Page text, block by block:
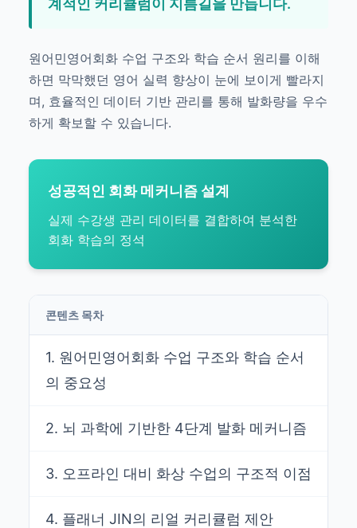
계적인 커리큘럼이 지름길을 만듭니다.
원어민영어회화 수업 구조와 학습 순서 원리를 이해
하면 막막했던 영어 실력 향상이 눈에 보이게 빨라지
며, 효율적인 데이터 기반 관리를 통해 발화량을 우수
하게 확보할 수 있습니다.
성공적인 회화 메커니즘 설계
실제 수강생 관리 데이터를 결합하여 분석한
회화 학습의 정석
콘텐츠 목차
1. 원어민영어회화 수업 구조와 학습 순서
의 중요성
2. 뇌 과학에 기반한 4단계 발화 메커니즘
3. 오프라인 대비 화상 수업의 구조적 이점
4. 플래너 JIN의 리얼 커리큘럼 제안